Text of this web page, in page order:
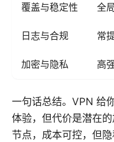
覆盖与稳定性 全
日志与合规 常
加密与隐私 高
一句话总结。VPN 给
体验，但代价是潜在
节点，成本可控，但